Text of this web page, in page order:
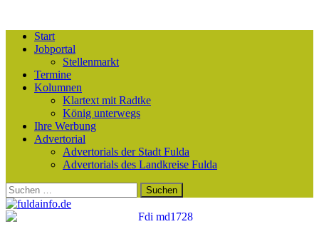
Start
Jobportal
Stellenmarkt
Termine
Kolumnen
Klartext mit Radtke
König unterwegs
Ihre Werbung
Advertorial
Advertorials der Stadt Fulda
Advertorials des Landkreise Fulda
Suchen
nach: